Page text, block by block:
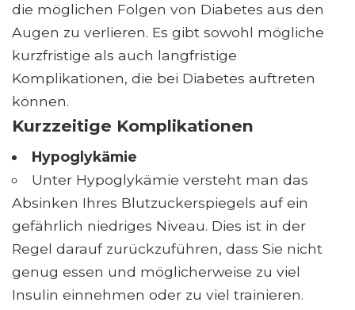
die möglichen Folgen von Diabetes aus den
Augen zu verlieren. Es gibt sowohl mögliche
kurzfristige als auch langfristige
Komplikationen, die bei Diabetes auftreten
können.
Kurzzeitige Komplikationen
Hypoglykämie
Unter Hypoglykämie versteht man das
Absinken Ihres Blutzuckerspiegels auf ein
gefährlich niedriges Niveau. Dies ist in der
Regel darauf zurückzuführen, dass Sie nicht
genug essen und möglicherweise zu viel
Insulin einnehmen oder zu viel trainieren.